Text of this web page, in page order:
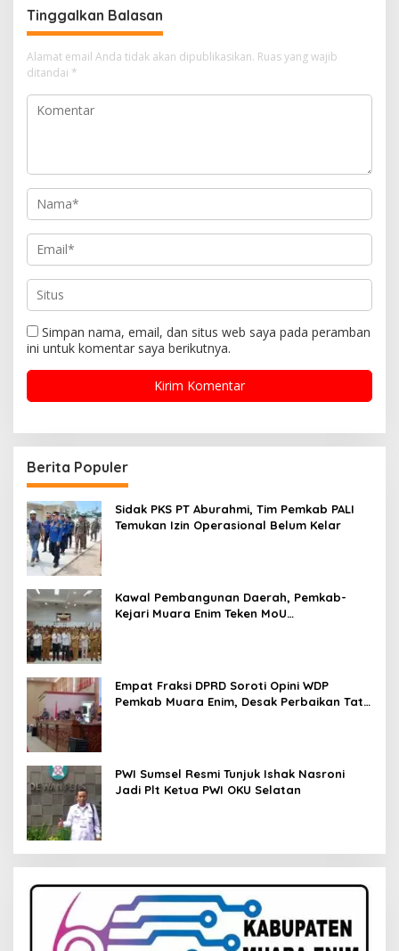
Tinggalkan Balasan
Alamat email Anda tidak akan dipublikasikan. Ruas yang wajib
ditandai *
Simpan nama, email, dan situs web saya pada peramban
ini untuk komentar saya berikutnya.
Berita Populer
Sidak PKS PT Aburahmi, Tim Pemkab PALI
Temukan Izin Operasional Belum Kelar
Kawal Pembangunan Daerah, Pemkab-
Kejari Muara Enim Teken MoU
Empat Fraksi DPRD Soroti Opini WDP
Pemkab Muara Enim, Desak Perbaikan Tata
PWI Sumsel Resmi Tunjuk Ishak Nasroni
Jadi Plt Ketua PWI OKU Selatan